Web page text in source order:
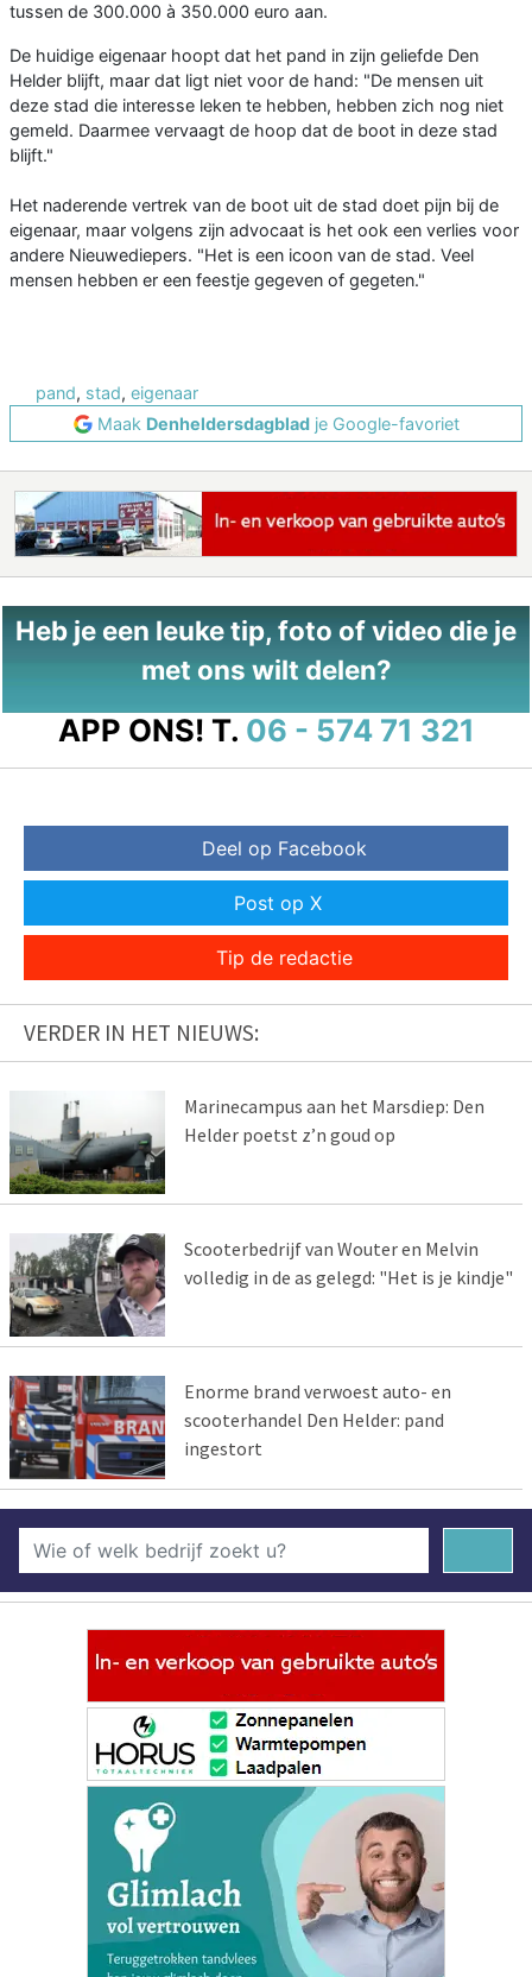
tussen de 300.000 à 350.000 euro aan.
De huidige eigenaar hoopt dat het pand in zijn geliefde Den
Helder blijft, maar dat ligt niet voor de hand: "De mensen uit
deze stad die interesse leken te hebben, hebben zich nog niet
gemeld. Daarmee vervaagt de hoop dat de boot in deze stad
blijft."
Het naderende vertrek van de boot uit de stad doet pijn bij de
eigenaar, maar volgens zijn advocaat is het ook een verlies voor
andere Nieuwediepers. "Het is een icoon van de stad. Veel
mensen hebben er een feestje gegeven of gegeten."
pand, stad, eigenaar
Maak Denheldersdagbladje Google-favoriet
Heb je een leuke tip, foto of video die je
met ons wilt delen?
APP ONS! T. 06 - 574 71 321
Deel op Facebook
Post op X
Tip de redactie
VERDER IN HET NIEUWS:
Marinecampus aan het Marsdiep: Den
Helder poetst z’n goud op
Scooterbedrijf van Wouter en Melvin
volledig in de as gelegd: "Het is je kindje"
Enorme brand verwoest auto- en
scooterhandel Den Helder: pand
ingestort